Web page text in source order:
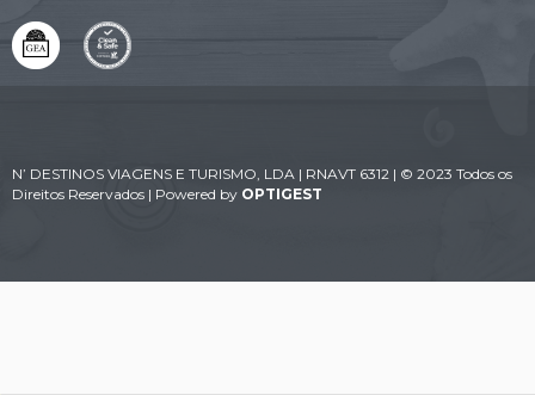
N’ DESTINOS VIAGENS E TURISMO, LDA | RNAVT 6312 | © 2023 Todos os
Direitos Reservados | Powered by OPTIGEST